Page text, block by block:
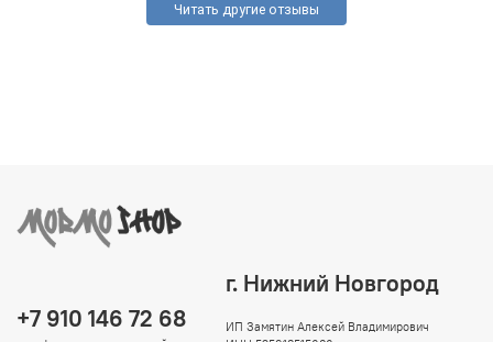
Читать другие отзывы
+7 910 146 72 68
г. Нижний Новгород
ИП Замятин Алексей Владимирович